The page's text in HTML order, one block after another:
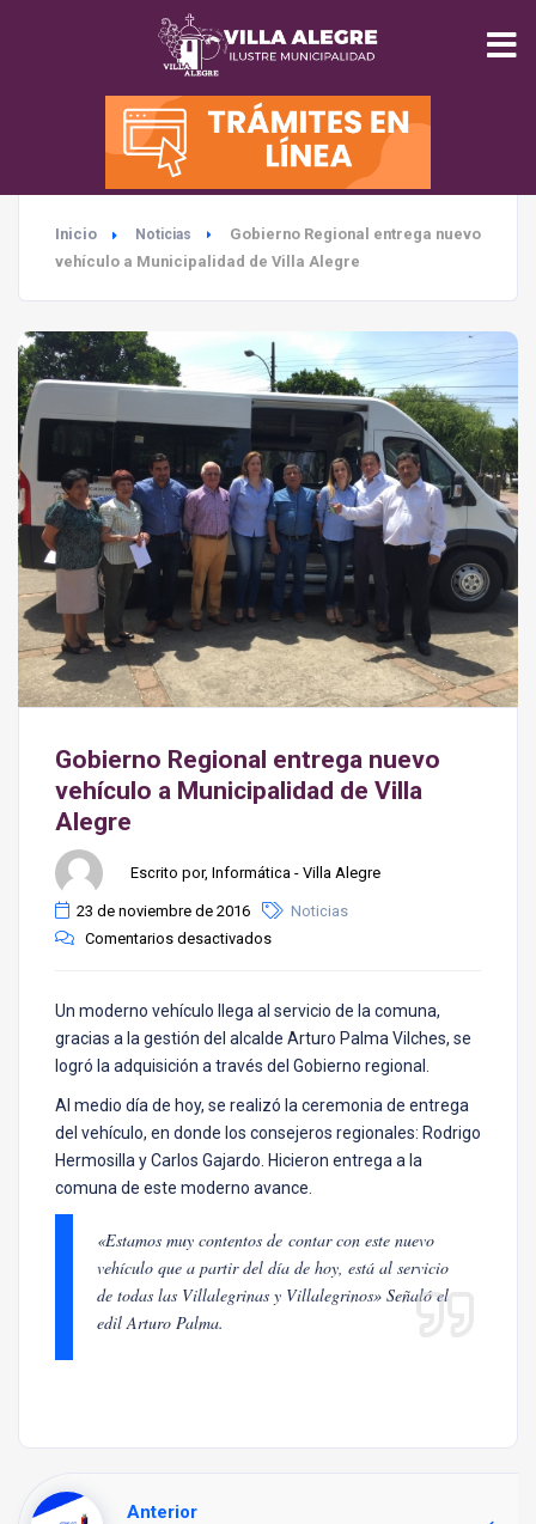
INICIO
MUNICIPALIDAD
SEGURIDAD
SALUD
TURISMO
MEDIO AMBIENTE
Inicio Noticias
Gobierno Regional entrega nuevo
vehículo a Municipalidad de Villa Alegre
Gobierno Regional entrega nuevo
vehículo a Municipalidad de Villa
Alegre
Escrito por, Informática - Villa Alegre
23 de noviembre de 2016
Noticias
Comentarios desactivados
Un moderno vehículo llega al servicio de la comuna,
gracias a la gestión del alcalde Arturo Palma Vilches, se
logró la adquisición a través del Gobierno regional.
Al medio día de hoy, se realizó la ceremonia de entrega
del vehículo, en donde los consejeros regionales: Rodrigo
Hermosilla y Carlos Gajardo. Hicieron entrega a la
comuna de este moderno avance.
«Estamos muy contentos de contar con este nuevo
vehículo que a partir del día de hoy, está al servicio
de todas las Villalegrinas y Villalegrinos» Señaló el
edil Arturo Palma.
Anterior